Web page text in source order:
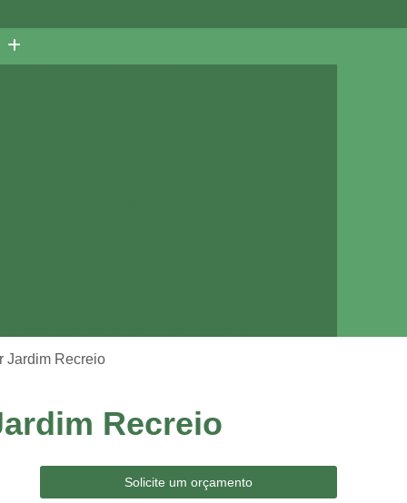
Clínica Veterinária Próximo de Mim
Veterinária
Consulta Medico Veterinario
Consulta Veterinária para Gatos
Jardim Recreio
Recreio
Solicite um orçamento